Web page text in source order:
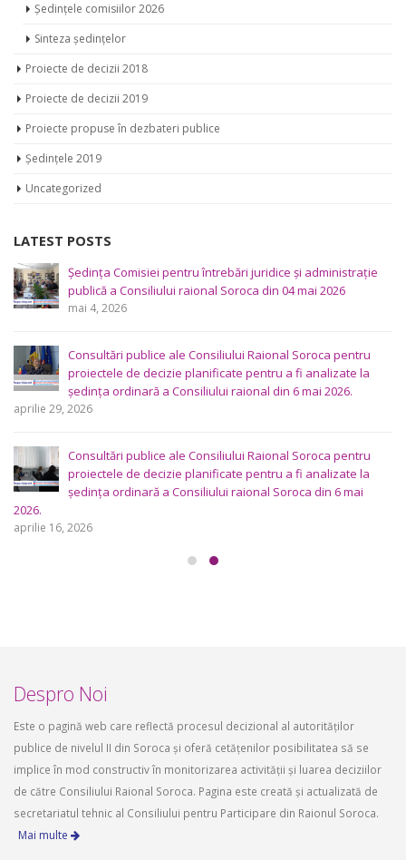
Ședințele comisiilor 2026
Sinteza ședințelor
Proiecte de decizii 2018
Proiecte de decizii 2019
Proiecte propuse în dezbateri publice
Ședințele 2019
Uncategorized
LATEST POSTS
Ședința Comisiei pentru întrebări juridice şi administraţie
publică a Consiliului raional Soroca din 04 mai 2026
mai 4, 2026
Consultări publice ale Consiliului Raional Soroca pentru
proiectele de decizie planificate pentru a fi analizate la
ședința ordinară a Consiliului raional din 6 mai 2026.
aprilie 29, 2026
Consultări publice ale Consiliului Raional Soroca pentru
proiectele de decizie planificate pentru a fi analizate la
ședința ordinară a Consiliului raional Soroca din 6 mai
2026.
aprilie 16, 2026
Despro Noi
Este o pagină web care reflectă procesul decizional al autorităților
publice de nivelul II din Soroca și oferă cetățenilor posibilitatea să se
implice în mod constructiv în monitorizarea activității și luarea deciziilor
de către Consiliului Raional Soroca. Pagina este creată și actualizată de
secretariatul tehnic al Consiliului pentru Participare din Raionul Soroca.